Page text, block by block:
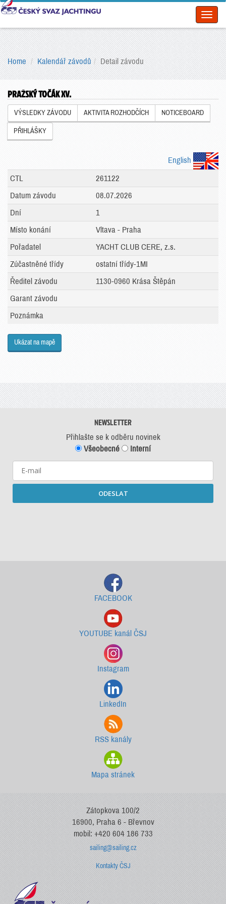
Home Kalendář závodů Detail závodu
PRAŽSKÝ TOČÁK XV.
VÝSLEDKY ZÁVODU AKTIVITA ROZHODČÍCH NOTICEBOARD
PŘIHLÁŠKY
English
CTL
261122
Datum závodu
08.07.2026
Dní
1
Místo konání
Vltava - Praha
Pořadatel
YACHT CLUB CERE, z.s.
Zúčastněné třídy
ostatní třídy-1MI
Ředitel závodu
1130-0960 Krása Štěpán
Garant závodu
Poznámka
Ukázat na mapě
NEWSLETTER
Přihlašte se k odběru novinek
Všeobecné
Interní
ODESLAT
FACEBOOK
YOUTUBE kanál ČSJ
Instagram
LinkedIn
RSS kanály
Mapa stránek
Zátopkova 100/2
16900, Praha 6 - Břevnov
mobil: +420 604 186 733
sailing@sailing.cz
Kontakty ČSJ